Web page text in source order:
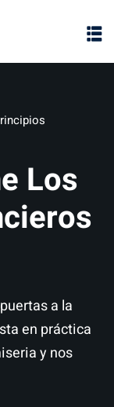
Los
a la
en práctica
y nos